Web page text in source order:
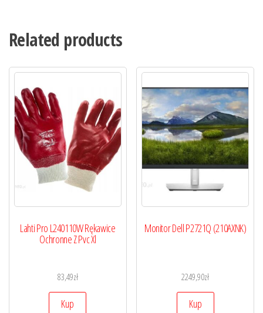
Related products
Lahti Pro L240110W Rękawice
Ochronne Z Pvc Xl
83,49zł
Kup
Monitor Dell P2721Q (210AXNK)
2249,90zł
Kup